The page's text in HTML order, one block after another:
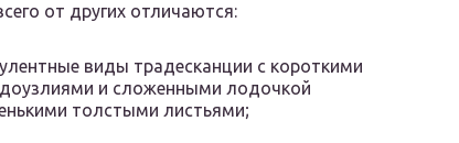
от других отличаются:
виды традесканции с короткими
и сложенными лодочкой
толстыми листьями;